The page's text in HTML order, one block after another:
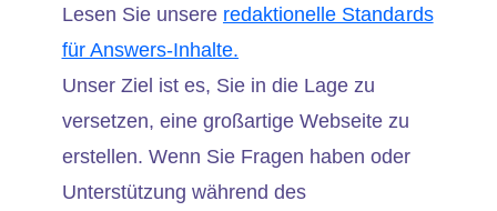
Lesen Sie unsere redaktionelle Standards
für Answers-Inhalte.
Unser Ziel ist es, Sie in die Lage zu
versetzen, eine großartige Webseite zu
erstellen. Wenn Sie Fragen haben oder
Unterstützung während des